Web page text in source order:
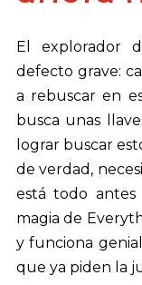
El explorador
defecto grave:
a rebuscar en
busca unas
lograr buscar
de verdad,
está todo
magia de
y funciona
que ya piden la